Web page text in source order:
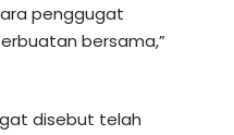
penggugat
bersama,”
disebut telah